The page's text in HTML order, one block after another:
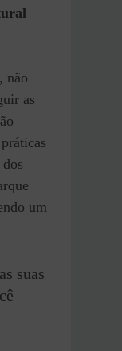
não
as
um
suas